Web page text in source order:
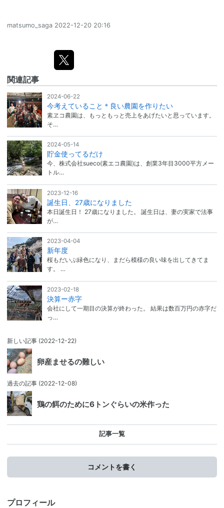
matsumo_saga 2022-12-20 20:16
関連記事
2024-06-22
今考えていること＊良い農園を作りたい
素ヱコ農園は、もっともっと売上をあげたいと思っています。
そ…
2024-05-14
貯金使ってるだけ
今、株式会社sueco(素エコ農園)は、創業3年目3000平方メー
トル…
2023-12-16
誕生日、27歳になりました
本日誕生日！ 27歳になりました。 誕生日は、妻の実家で法事
が…
2023-04-04
新年度
桜もだいぶ緑色になり、まだら模様の良い味を出してきてま
す。 …
2023-02-18
決算ー赤字
会社にして一期目の決算が終わった。 結果は数百万円の赤字だ
っ…
新しい記事 (2022-12-22)
卵産ませるの難しい
過去の記事 (2022-12-08)
鶏の餌のために6トンぐらいの米作った
記事一覧
コメントを書く
プロフィール